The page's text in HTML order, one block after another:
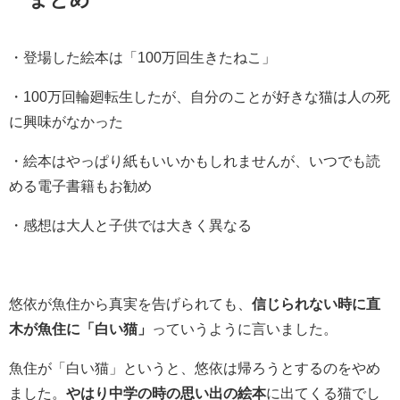
・登場した絵本は「100万回生きたねこ」
・100万回輪廻転生したが、自分のことが好きな猫は人の死
に興味がなかった
・絵本はやっぱり紙もいいかもしれませんが、いつでも読
める電子書籍もお勧め
・感想は大人と子供では大きく異なる
悠依が魚住から真実を告げられても、 信じられない時に直
木が魚住に「白い猫」
っていうように言いました。
魚住が「白い猫」というと、悠依は帰ろうとするのをやめ
ました。 やはり中学の時の思い出の絵本に出てくる猫でし